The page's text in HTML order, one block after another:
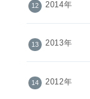
2014年
2013年
2012年